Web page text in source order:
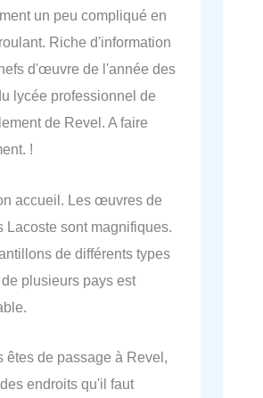
un peu compliqué en
Riche d'information
d'œuvre de l'année des
lycée professionnel de
de Revel. A faire
!
accueil. Les œuvres de
Lacoste sont magnifiques.
de différents types
plusieurs pays est
êtes de passage à Revel,
endroits qu'il faut